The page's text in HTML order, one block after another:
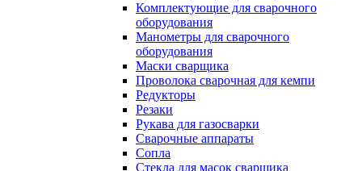
Комплектующие для сварочного
оборудования
Манометры для сварочного
оборудования
Маски сварщика
Проволока сварочная для кемпи
Редукторы
Резаки
Рукава для газосварки
Сварочные аппараты
Сопла
Стекла для масок сварщика